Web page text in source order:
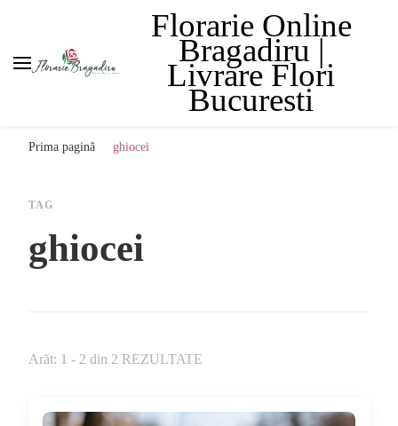
Florarie Online
Bragadiru |
Livrare Flori
Bucuresti
Prima pagină ghiocei
TAG
ghiocei
Arăt: 1 - 2 din 2 REZULTATE